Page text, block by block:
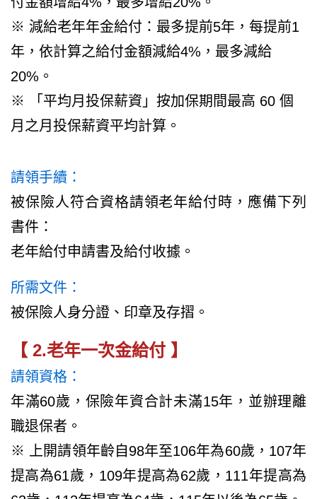
※ 減給老年年金給付：最多提前5年，每提前1
年，依計算之給付金額減給4%，最多減給
20%。
※ 「平均月投保薪資」按加保期間最高 60 個
月之月投保薪資平均計算。
請領手續：
被保險人符合資格請領老年給付時，應備下列
書件：
老年給付申請書及給付收據。
所需文件：
被保險人身分證、印章及存摺。
【 2.老年一次金給付 】
請領資格 ：
年滿60歲，保險年資合計未滿15年，並辦理離
職退保者。
※ 上開請領年齡自98年至106年為60歲，107年
提高為61歲，109年提高為62歲，111年提高為